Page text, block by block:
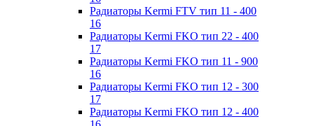
Радиаторы Kermi FTV тип 11 - 400
16
Радиаторы Kermi FKO тип 22 - 400
17
Радиаторы Kermi FKO тип 11 - 900
16
Радиаторы Kermi FKO тип 12 - 300
17
Радиаторы Kermi FKO тип 12 - 400